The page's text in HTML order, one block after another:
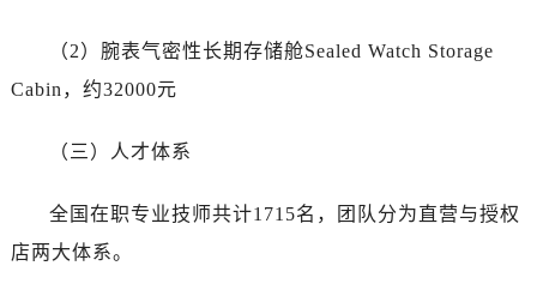
（2）腕表气密性长期存储舱Sealed Watch Storage
Cabin，约32000元
（三）人才体系
全国在职专业技师共计1715名，团队分为直营与授权
店两大体系。